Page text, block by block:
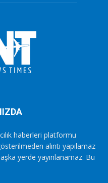
haberleri platformu
alıntı yapılamaz
yerde yayınlanamaz. Bu